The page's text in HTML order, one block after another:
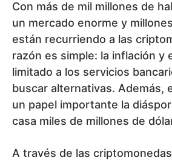
Con más de mil millones de
un mercado enorme y
están recurriendo a las
razón es simple: la inflación y
limitado a los servicios
buscar alternativas. Además,
un papel importante la
casa miles de millones de
A través de las